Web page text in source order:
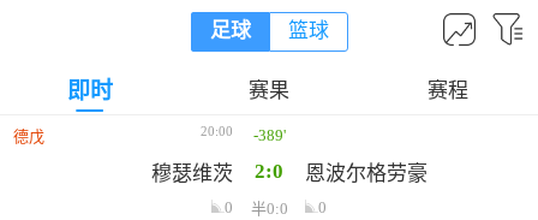
足球 篮球
即时 赛果 赛程
德戊 20:00 -389'
穆瑟维茨 2:0 恩波尔格劳豪
0 半0:0 0